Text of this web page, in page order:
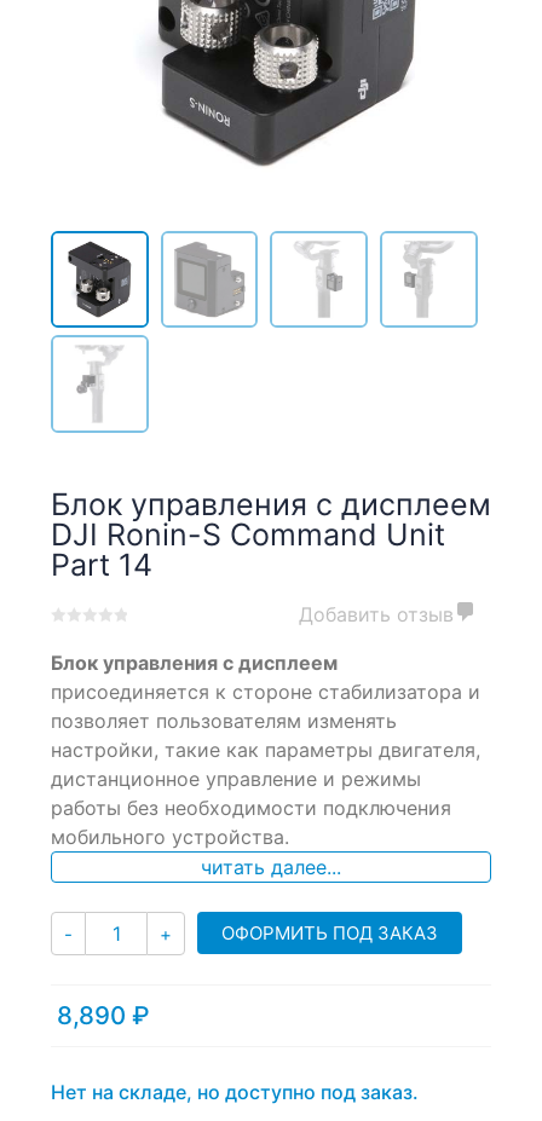
Блок управления с дисплеем
DJI Ronin-S Command Unit
Part 14
out
based
on
customer
ratings
Добавить отзыв
Блок управления с дисплеем
присоединяется к стороне стабилизатора и
позволяет пользователям изменять
настройки, такие как параметры двигателя,
дистанционное управление и режимы
работы без необходимости подключения
мобильного устройства.
читать далее...
- Количество
+ ОФОРМИТЬ ПОД ЗАКАЗ
8,890 ₽
Нет на складе, но доступно под заказ.